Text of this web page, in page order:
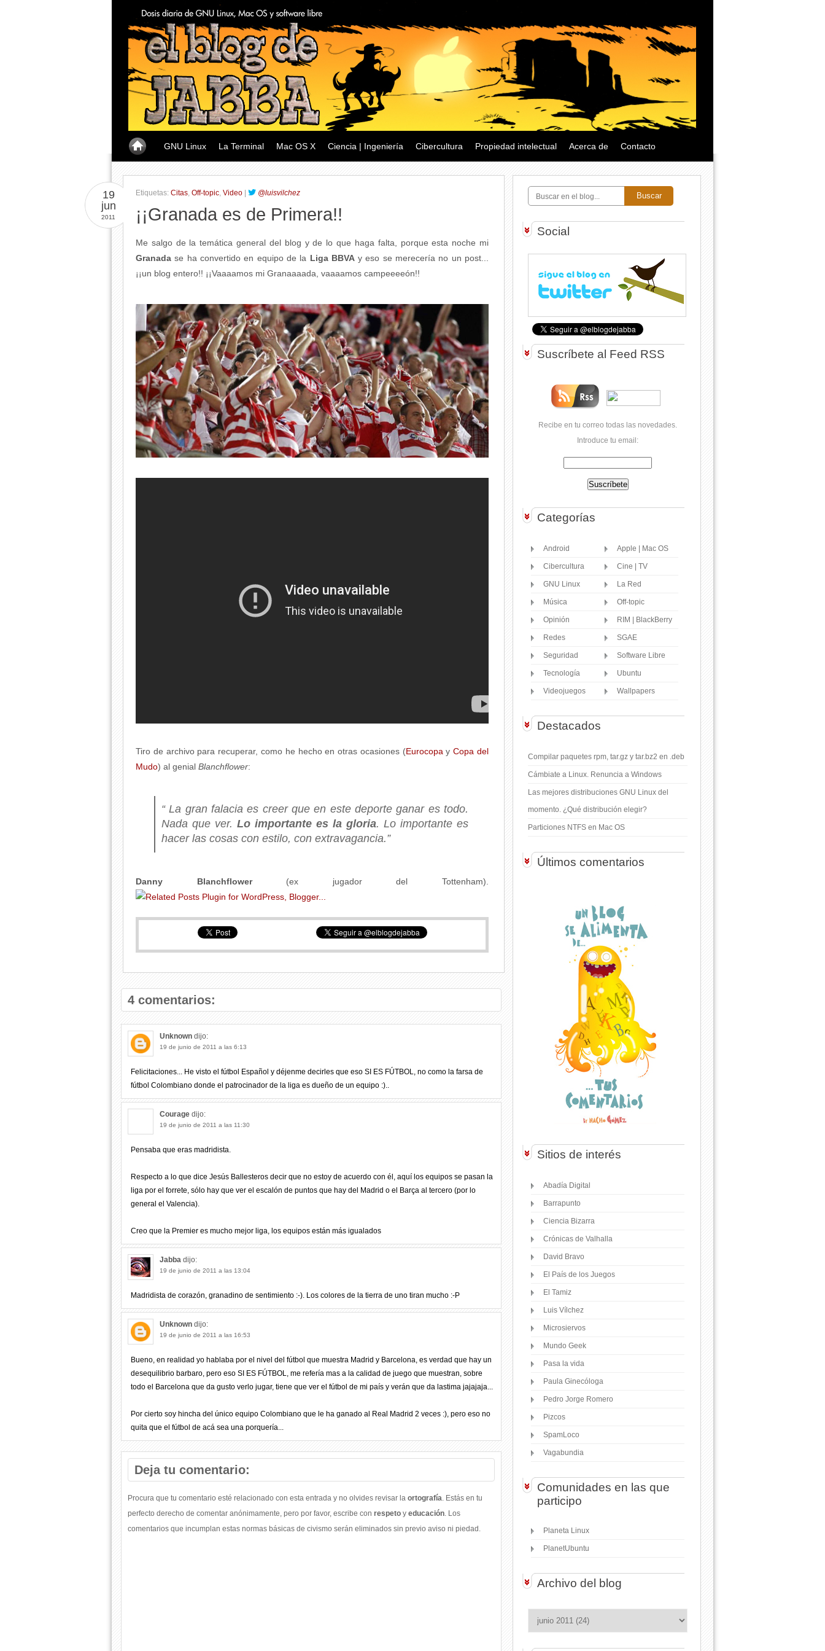
GNU Linux La Terminal Mac OS X Ciencia | Ingeniería Cibercultura Propiedad intelectual Acerca de Contacto
Etiquetas: Citas, Off-topic, Video @luisvilchez
19
jun
2011 ¡¡Granada es de Primera!!
Me salgo de la temática general del blog y de lo que haga falta, porque esta noche mi
Granada se ha convertido en equipo de la Liga BBVAy eso se merecería no un post...
¡¡un blog entero!! ¡¡Vaaaamos mi Granaaaada, vaaaamos campeeeeón!!
Tiro de archivo para recuperar, como he hecho en otras ocasiones (Eurocopa yCopa del
Mudo) al genial Blanchflower:
“ La gran falacia es creer que en este deporte ganar es todo.
Nada que ver. Lo importante es la gloria. Lo importante es
hacer las cosas con estilo, con extravagancia.”
Danny Blanchflower(ex jugador del Tottenham).
4 comentarios:
Unknown dijo:
19 de junio de 2011 a las 6:13
Felicitaciones... He visto el fútbol Español y déjenme decirles que eso SI ES FÚTBOL, no como la farsa de
fútbol Colombiano donde el patrocinador de la liga es dueño de un equipo :)..
Courage dijo:
19 de junio de 2011 a las 11:30
Pensaba que eras madridista.
Respecto a lo que dice Jesús Ballesteros decir que no estoy de acuerdo con él, aquí los equipos se pasan la
liga por el forrete, sólo hay que ver el escalón de puntos que hay del Madrid o el Barça al tercero (por lo
general el Valencia).
Creo que la Premier es mucho mejor liga, los equipos están más igualados
Jabba dijo:
19 de junio de 2011 a las 13:04
Madridista de corazón, granadino de sentimiento :-). Los colores de la tierra de uno tiran mucho :-P
Unknown dijo:
19 de junio de 2011 a las 16:53
Bueno, en realidad yo hablaba por el nivel del fútbol que muestra Madrid y Barcelona, es verdad que hay un
desequilibrio barbaro, pero eso SI ES FÚTBOL, me refería mas a la calidad de juego que muestran, sobre
todo el Barcelona que da gusto verlo jugar, tiene que ver el fútbol de mi país y verán que da lastima jajajaja...
Por cierto soy hincha del único equipo Colombiano que le ha ganado al Real Madrid 2 veces :), pero eso no
quita que el fútbol de acá sea una porquería...
Deja tu comentario:
Procura que tu comentario esté relacionado con esta entrada y no olvides revisar la ortografía. Estás en tu
perfecto derecho de comentar anónimamente, pero por favor, escribe con respeto y educación. Los
comentarios que incumplan estas normas básicas de civismo serán eliminados sin previo aviso ni piedad.
Buscar
Social
Suscríbete al Feed RSS
Recibe en tu correo todas las novedades.
Introduce tu email:
Categorías
Android Apple | Mac OS
Cibercultura Cine | TV
GNU Linux La Red
Música Off-topic
Opinión RIM | BlackBerry
Redes SGAE
Seguridad Software Libre
Tecnología Ubuntu
Videojuegos Wallpapers
Destacados
Compilar paquetes rpm, tar.gz y tar.bz2 en .deb
Cámbiate a Linux. Renuncia a Windows
Las mejores distribuciones GNU Linux del
momento. ¿Qué distribución elegir?
Particiones NTFS en Mac OS
Últimos comentarios
Sitios de interés
Abadía Digital
Barrapunto
Ciencia Bizarra
Crónicas de Valhalla
David Bravo
El País de los Juegos
El Tamiz
Luis Vílchez
Microsiervos
Mundo Geek
Pasa la vida
Paula Ginecóloga
Pedro Jorge Romero
Pizcos
SpamLoco
Vagabundia
Comunidades en las que
participo
Planeta Linux
PlanetUbuntu
Archivo del blog